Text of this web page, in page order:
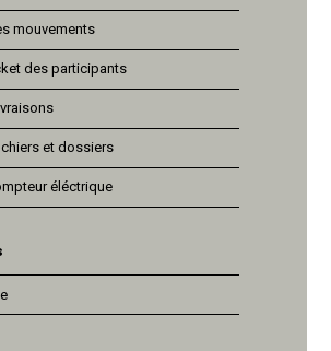
mouvements
des participants
et dossiers
éléctrique